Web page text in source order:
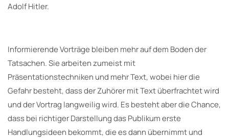
Adolf Hitler.
Informierende Vorträge bleiben mehr auf dem Boden der
Tatsachen. Sie arbeiten zumeist mit
Präsentationstechniken und mehr Text, wobei hier die
Gefahr besteht, dass der Zuhörer mit Text überfrachtet wird
und der Vortrag langweilig wird. Es besteht aber die Chance,
dass bei richtiger Darstellung das Publikum erste
Handlungsideen bekommt, die es dann übernimmt und